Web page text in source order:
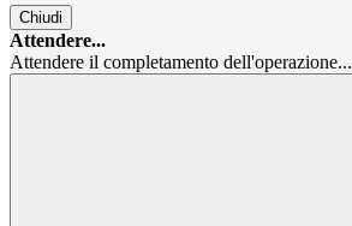
Chiudi
Attendere...
Attendere il completamento dell'operazione...